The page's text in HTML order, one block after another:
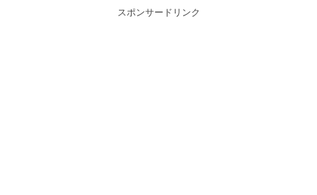
スポンサードリンク